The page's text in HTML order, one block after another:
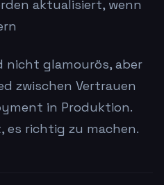
aktualisiert, wenn
glamourös, aber
zwischen Vertrauen
in Produktion.
es richtig zu machen.